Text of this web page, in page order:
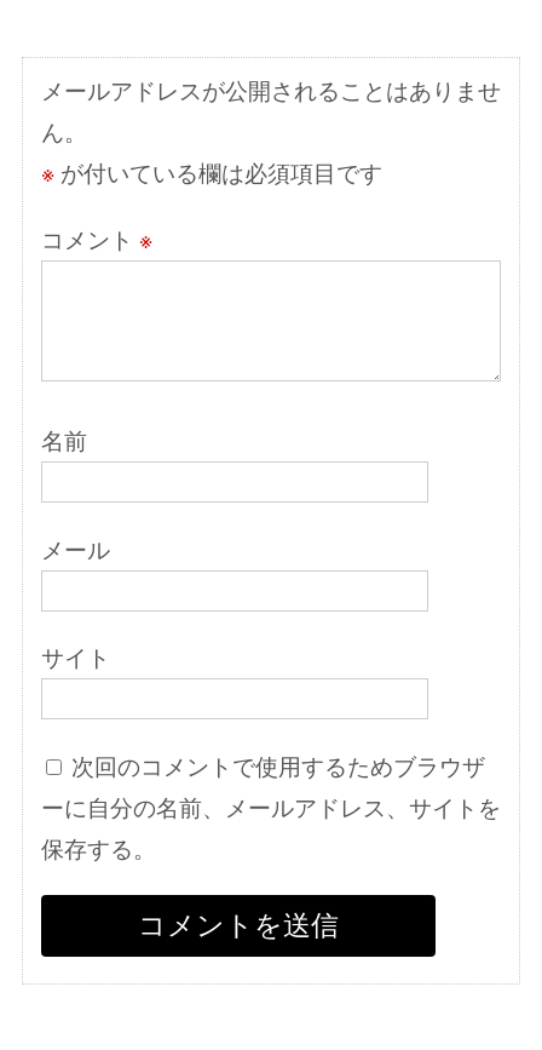
シ
ョ
ン
メールアドレスが公開されることはありませ
ん。
※が付いている欄は必須項目です
コメント ※
名前
メール
サイト
次回のコメントで使用するためブラウザ
ーに自分の名前、メールアドレス、サイトを
保存する。